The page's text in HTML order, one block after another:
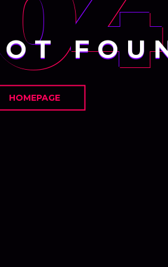
HOMEPAGE